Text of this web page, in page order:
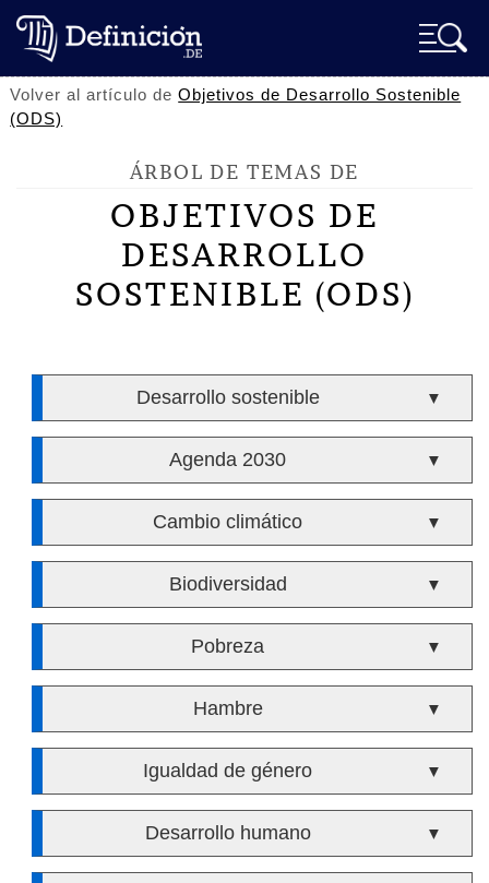
Volver al artículo deObjetivos de Desarrollo Sostenible
(ODS)
ÁRBOL DE TEMAS DE
OBJETIVOS DE
DESARROLLO
SOSTENIBLE (ODS)
Desarrollo sostenible ▼
Agenda 2030 ▼
Cambio climático ▼
Biodiversidad ▼
Pobreza ▼
Hambre ▼
Igualdad de género ▼
Desarrollo humano ▼